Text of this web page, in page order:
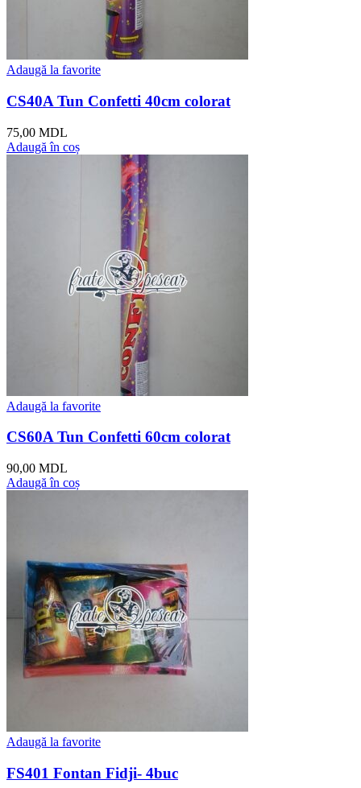
Adaugă la favorite
CS40A Tun Confetti 40cm colorat
75,00 MDL
Adaugă în coș
Adaugă la favorite
CS60A Tun Confetti 60cm colorat
90,00 MDL
Adaugă în coș
Adaugă la favorite
FS401 Fontan Fidji- 4buc